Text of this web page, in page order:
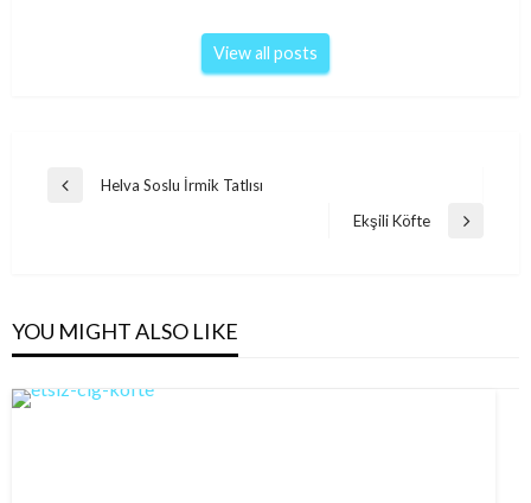
View all posts
Post
Previous
Helva Soslu İrmik Tatlısı
Next
Ekşili Köfte
YOU MIGHT ALSO LIKE